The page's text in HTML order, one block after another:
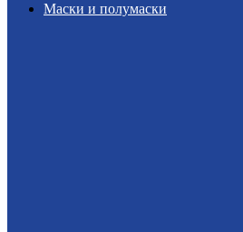
Маски и полумаски